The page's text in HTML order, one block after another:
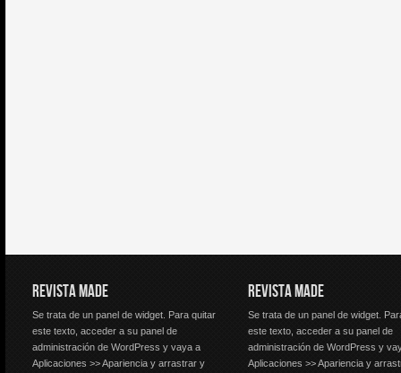
REVISTA MADE
Se trata de un panel de widget. Para quitar
este texto, acceder a su panel de
administración de WordPress y vaya a
Aplicaciones >> Apariencia y arrastrar y
REVISTA MADE
Se trata de un panel de widget.
este texto, acceder a su panel de
administración de WordPress y
Aplicaciones >> Apariencia y